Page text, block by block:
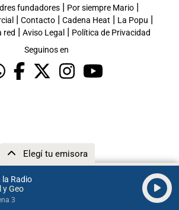
la Radio
y Geo
3
Elegí tu emisora
fundadores| Por siempre Mario|
| Contacto| Cadena Heat | La Popu |
red | Aviso Legal | Política de Privacidad
Seguinos en